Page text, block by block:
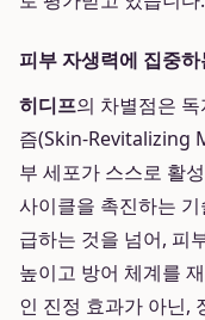
피부 자생력에 집중
히디프의 차별점은
즘(Skin-Revitalizing
부 세포가 스스로 활
사이클을 촉진하는
급하는 것을 넘어, 피
높이고 방어 체계를
인 진정 효과가 아닌,